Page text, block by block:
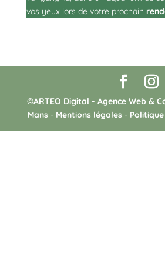
vos yeux lors de votre prochain
©ARTEO Digital - Agence Web &
Mans - Mentions légales -